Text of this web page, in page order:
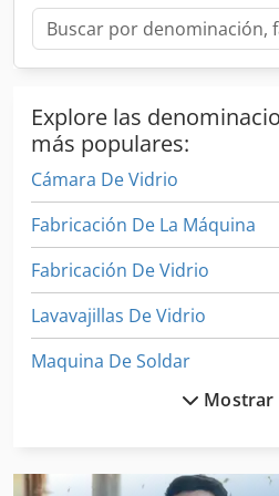
Explore las
más populares:
Cámara De Vidrio
Fabricación De La Máquina
Fabricación De Vidrio
Lavavajillas De Vidrio
Maquina De Soldar
Mostrar